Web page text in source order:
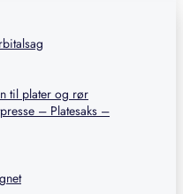
til plater og rør
– Platesaks –